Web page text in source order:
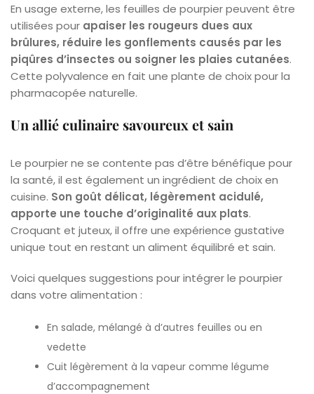
En usage externe, les feuilles de pourpier peuvent être
utilisées pour apaiser les rougeurs dues aux
brûlures, réduire les gonflements causés par les
piqûres d’insectes ou soigner les plaies cutanées.
Cette polyvalence en fait une plante de choix pour la
pharmacopée naturelle.
Un allié culinaire savoureux et sain
Le pourpier ne se contente pas d’être bénéfique pour
la santé, il est également un ingrédient de choix en
cuisine. Son goût délicat, légèrement acidulé,
apporte une touche d’originalité aux plats.
Croquant et juteux, il offre une expérience gustative
unique tout en restant un aliment équilibré et sain.
Voici quelques suggestions pour intégrer le pourpier
dans votre alimentation :
En salade, mélangé à d’autres feuilles ou en
vedette
Cuit légèrement à la vapeur comme légume
d’accompagnement